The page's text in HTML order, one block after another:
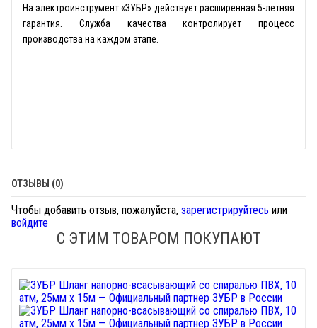
На электроинструмент «ЗУБР» действует расширенная 5-летняя
гарантия. Служба качества контролирует процесс
производства на каждом этапе.
ОТЗЫВЫ (0)
Чтобы добавить отзыв, пожалуйста, зарегистрируйтесь или
войдите
С ЭТИМ ТОВАРОМ ПОКУПАЮТ